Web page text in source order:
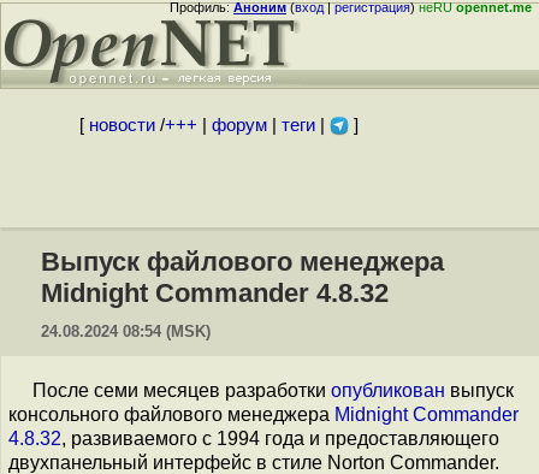
Профиль:Аноним(вход|регистрация)неRUopennet.me
[ новости/+++ форум| теги| ]
Выпуск файлового менеджера
Midnight Commander 4.8.32
24.08.2024 08:54 (MSK)
После семи месяцев разработки опубликован выпуск
консольного файлового менеджера Midnight Commander
4.8.32, развиваемого с 1994 года и предоставляющего
двухпанельный интерфейс в стиле Norton Commander.